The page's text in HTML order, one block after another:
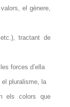
el gènere,
tractant de
forces d’ella
pluralisme, la
els colors que